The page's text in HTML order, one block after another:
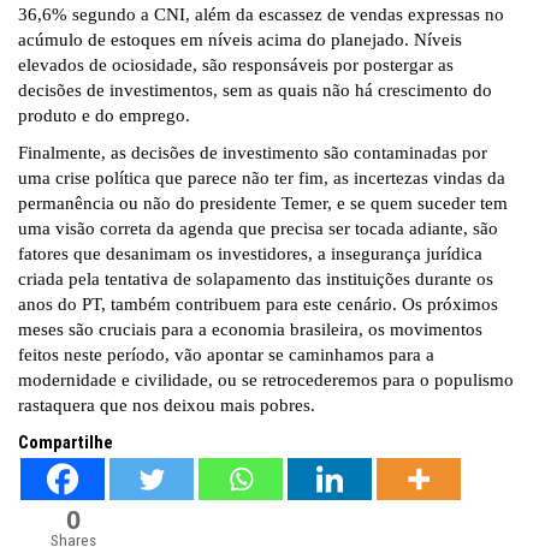
36,6% segundo a CNI, além da escassez de vendas expressas no
acúmulo de estoques em níveis acima do planejado. Níveis
elevados de ociosidade, são responsáveis por postergar as
decisões de investimentos, sem as quais não há crescimento do
produto e do emprego.
Finalmente, as decisões de investimento são contaminadas por
uma crise política que parece não ter fim, as incertezas vindas da
permanência ou não do presidente Temer, e se quem suceder tem
uma visão correta da agenda que precisa ser tocada adiante, são
fatores que desanimam os investidores, a insegurança jurídica
criada pela tentativa de solapamento das instituições durante os
anos do PT, também contribuem para este cenário. Os próximos
meses são cruciais para a economia brasileira, os movimentos
feitos neste período, vão apontar se caminhamos para a
modernidade e civilidade, ou se retrocederemos para o populismo
rastaquera que nos deixou mais pobres.
Compartilhe
0
Shares